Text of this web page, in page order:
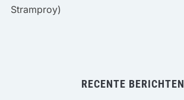
Stramproy)
RECENTE BERICHTEN